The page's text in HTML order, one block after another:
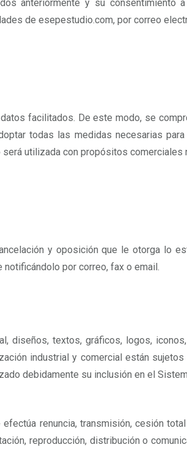
anteriormente y su
de esepestudio.com, por correo
facilitados. De este modo, se
todas las medidas necesarias
utilizada con propósitos comerciales
y oposición que le otorga lo
notificándolo por correo, fax o email.
textos, gráficos, logos,
industrial y comercial están
debidamente su inclusión en el
renuncia, transmisión, cesión
reproducción, distribución o